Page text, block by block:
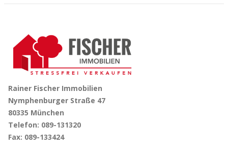
Rainer Fischer Immobilien
Nymphenburger Straße 47
80335 München
Telefon: 089-131320
Fax: 089-133424